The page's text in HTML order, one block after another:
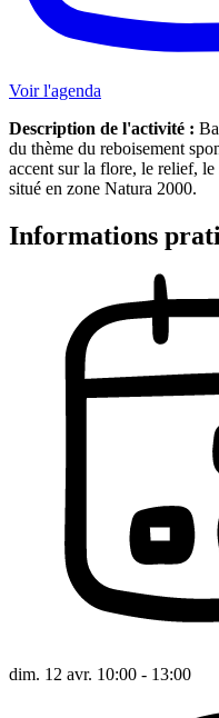
Voir l'agenda
Description de l'activité :
du thème du reboisement
accent sur la flore, le relief,
situé en zone Natura 2000.
Informations
dim. 12 avr. 10:00 - 13:00